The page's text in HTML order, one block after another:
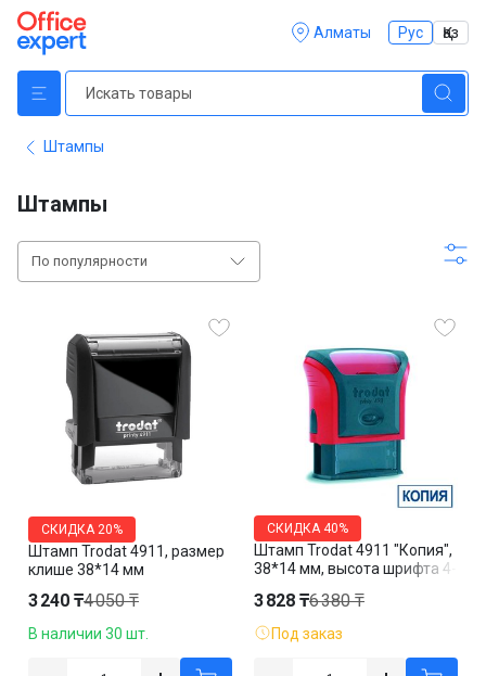
Алматы Рус Қаз
Штампы
Штампы
По популярности
Штамп Trodat 4911, размер
клише 38*14 мм
СКИДКА 20%
3 240 ₸4 050 ₸
В наличии 30 шт.
Штамп Trodat 4911 "Копия",
38*14 мм, высота шрифта 4-
СКИДКА 40%
3 828 ₸6 380 ₸
Под заказ